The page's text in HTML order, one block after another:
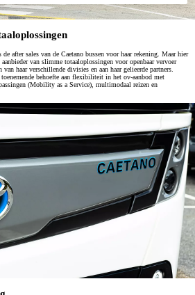
after sales van de Caetano bussen voor haar rekening. Maar hier
van slimme totaaloplossingen voor openbaar vervoer
haar verschillende divisies en aan haar gelieerde partners.
behoefte aan flexibiliteit in het ov-aanbod met
(Mobility as a Service), multimodaal reizen en